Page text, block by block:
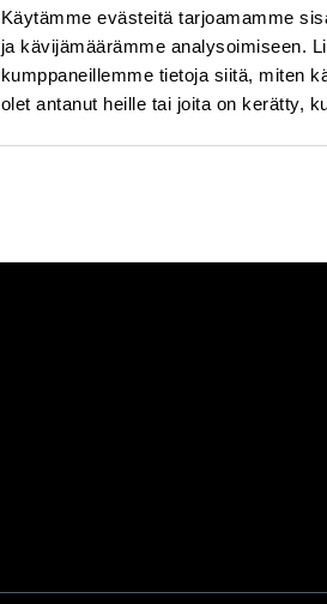
Käytämme evästeitä tarjoamamme
ja kävijämäärämme analysoimiseen.
kumppaneillemme tietoja siitä, miten
olet antanut heille tai joita on kerätty,